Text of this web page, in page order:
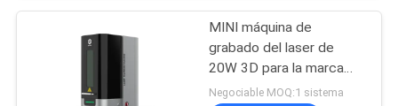
Soldadora de laser
MINI máquina de
grabado del laser de
20W 3D para la marca
del grabado de la joyería
Negociable MOQ:1 sistema